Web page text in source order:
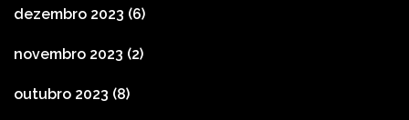
dezembro 2023 (6)
novembro 2023 (2)
outubro 2023 (8)